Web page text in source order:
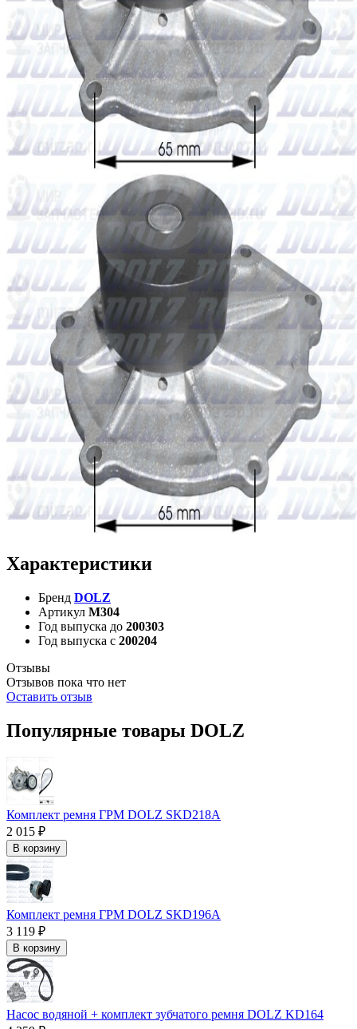
Характеристики
Бренд DOLZ
Артикул M304
Год выпуска до 200303
Год выпуска с 200204
Отзывы
Отзывов пока что нет
Оставить отзыв
Популярные товары DOLZ
Комплект ремня ГРМ DOLZ SKD218A
2 015 ₽
В корзину
Комплект ремня ГРМ DOLZ SKD196A
3 119 ₽
В корзину
Насос водяной + комплект зубчатого ремня DOLZ KD164